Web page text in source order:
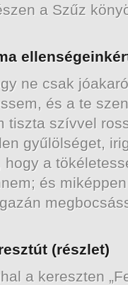
a Szűz
ne csak
és a te
tiszta szívvel
gyűlölséget,
a
és
(részlet)
a kereszten